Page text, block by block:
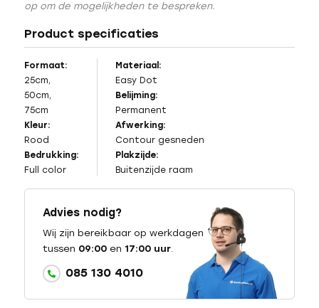
op om de mogelijkheden te bespreken.
Product specificaties
Formaat:
25cm,
50cm,
75cm
Kleur:
Rood
Bedrukking:
Full color
Materiaal:
Easy Dot
Belijming:
Permanent
Afwerking:
Contour gesneden
Plakzijde:
Buitenzijde raam
Advies nodig?
Wij zijn bereikbaar op werkdagen
tussen 09:00en 17:00 uur.
085 130 4010